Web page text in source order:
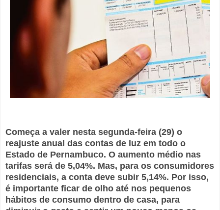
Começa a valer nesta segunda-feira (29) o
reajuste anual das contas de luz em todo o
Estado de Pernambuco. O aumento médio nas
tarifas será de 5,04%. Mas, para os consumidores
residenciais, a conta deve subir 5,14%. Por isso,
é importante ficar de olho até nos pequenos
hábitos de consumo dentro de casa, para